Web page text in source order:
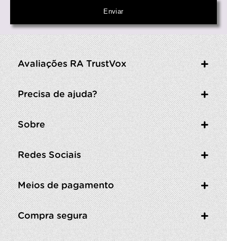
Avaliações RA TrustVox
Precisa de ajuda?
Sobre
Redes Sociais
Meios de pagamento
Compra segura